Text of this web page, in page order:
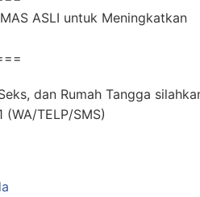
ASLI untuk Meningkatkan
dan Rumah Tangga
TELP/SMS)